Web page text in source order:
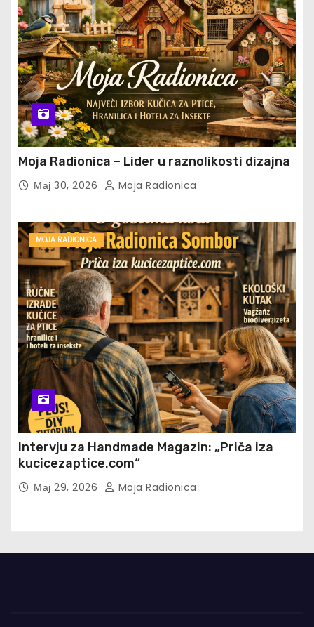
Moja Radionica – Lider u raznolikosti dizajna
Мај 30, 2026 Moja Radionica
MOJA RADIONICA
Intervju za Handmade Magazin: „Priča iza
kucicezaptice.com“
Мај 29, 2026 Moja Radionica